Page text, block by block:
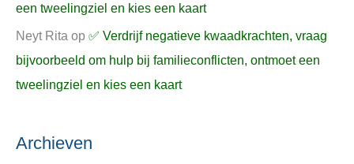
een tweelingziel en kies een kaart
Neyt Rita op ✅ Verdrijf negatieve kwaadkrachten, vraag
bijvoorbeeld om hulp bij familieconflicten, ontmoet een
tweelingziel en kies een kaart
Archieven